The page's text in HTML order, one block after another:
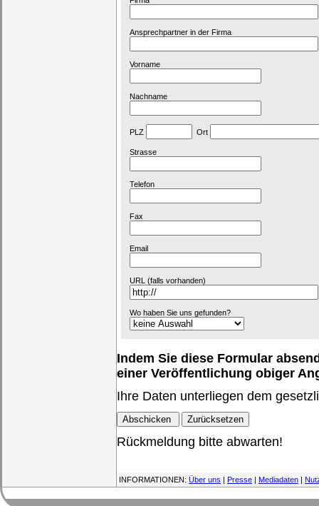
Ansprechpartner in der Firma
Vorname
Nachname
PLZ Ort
Strasse
Telefon
Fax
Email
URL (falls vorhanden)
Wo haben Sie uns gefunden?
Indem Sie diese Formular
einer Veröffentlichung obiger
Ihre Daten unterliegen dem
Rückmeldung bitte abwarten!
INFORMATIONEN: Über uns | Presse | Mediadaten |